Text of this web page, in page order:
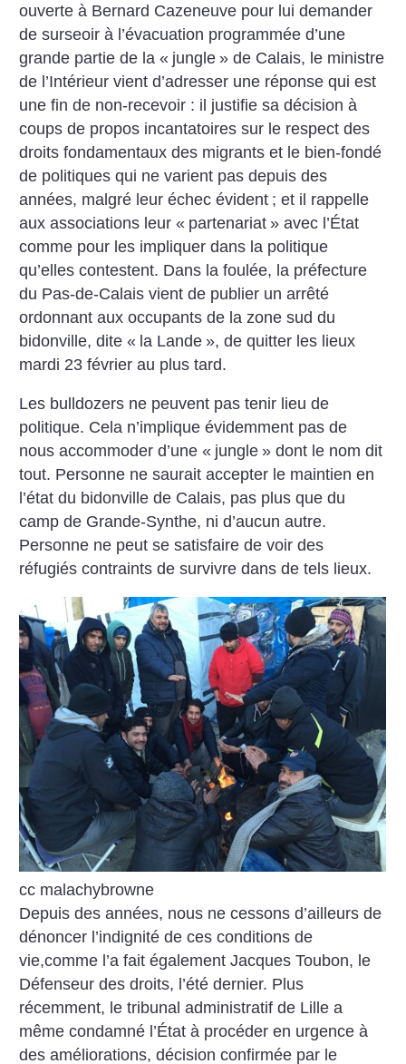
ouverte à Bernard Cazeneuve pour lui demander
de surseoir à l’évacuation programmée d’une
grande partie de la « jungle » de Calais, le ministre
de l’Intérieur vient d’adresser une réponse qui est
une fin de non-recevoir : il justifie sa décision à
coups de propos incantatoires sur le respect des
droits fondamentaux des migrants et le bien-fondé
de politiques qui ne varient pas depuis des
années, malgré leur échec évident ; et il rappelle
aux associations leur « partenariat » avec l’État
comme pour les impliquer dans la politique
qu’elles contestent. Dans la foulée, la préfecture
du Pas-de-Calais vient de publier un arrêté
ordonnant aux occupants de la zone sud du
bidonville, dite « la Lande », de quitter les lieux
mardi 23 février au plus tard.
Les bulldozers ne peuvent pas tenir lieu de
politique. Cela n’implique évidemment pas de
nous accommoder d’une « jungle » dont le nom dit
tout. Personne ne saurait accepter le maintien en
l’état du bidonville de Calais, pas plus que du
camp de Grande-Synthe, ni d’aucun autre.
Personne ne peut se satisfaire de voir des
réfugiés contraints de survivre dans de tels lieux.
cc malachybrowne
Depuis des années, nous ne cessons d’ailleurs de
dénoncer l’indignité de ces conditions de
vie,comme l’a fait également Jacques Toubon, le
Défenseur des droits, l’été dernier. Plus
récemment, le tribunal administratif de Lille a
même condamné l’État à procéder en urgence à
des améliorations, décision confirmée par le